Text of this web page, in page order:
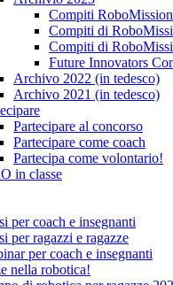
Compiti
Compiti di
Compiti di
Future Innovators
Archivo 2022 (in tedesco)
Archivo 2021 (in tedesco)
Partecipare al concorso
Partecipare come coach
Partecipa come volontario!
in classe
per coach e insegnanti
per ragazzi e ragazze
per coach e insegnanti
nella robotica!